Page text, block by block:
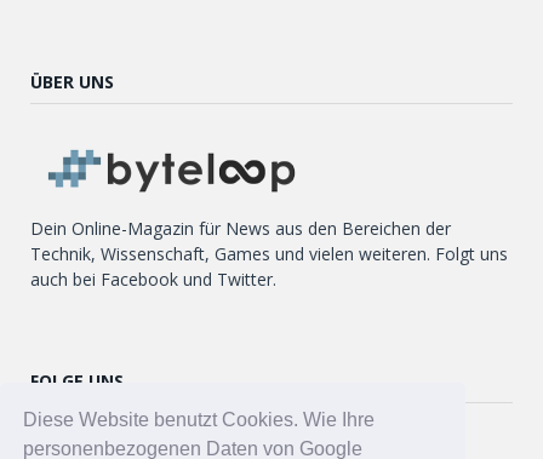
Diese Website benutzt Cookies. Wie Ihre
personenbezogenen Daten von Google
ÜBER UNS
Dein Online-Magazin für News aus den Bereichen der
Technik, Wissenschaft, Games und vielen weiteren. Folgt uns
auch bei Facebook und Twitter.
FOLGE UNS
Twitter